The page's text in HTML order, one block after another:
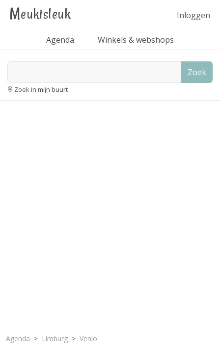
Meukisleuk Inloggen
Agenda Winkels & webshops
Zoek
Zoek in mijn buurt
Agenda Limburg Venlo